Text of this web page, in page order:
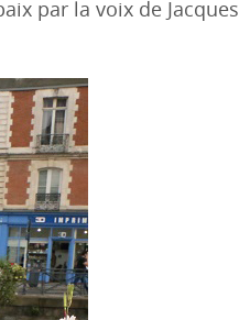
par la voix de Jacques